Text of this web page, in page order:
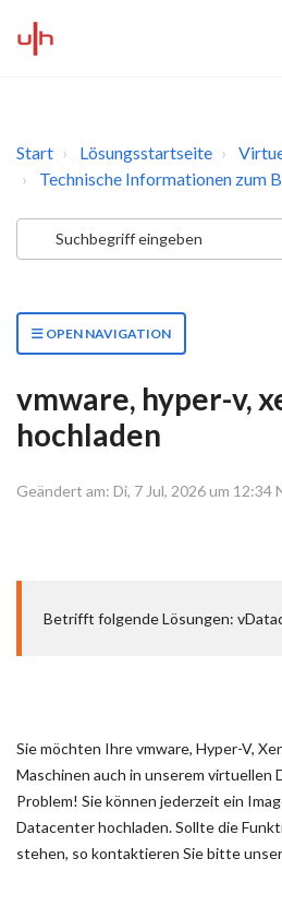
Start Lösungsstartseite
Technische Informationen zum
OPEN NAVIGATION
vmware, hyper-v,
hochladen
Geändert am: Di, 7 Jul, 2026 um 12:34
Betrifft folgende Lösungen:
Sie möchten Ihre vmware, Hyper-V,
Maschinen auch in unserem virtuellen
Problem! Sie können jederzeit ein
Datacenter hochladen. Sollte die
stehen, so kontaktieren Sie bitte